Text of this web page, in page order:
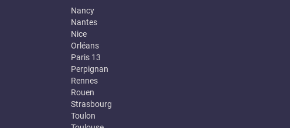
Nancy
Nantes
Nice
Orléans
Paris 13
Perpignan
Rennes
Rouen
Strasbourg
Toulon